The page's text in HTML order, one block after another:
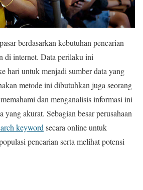
berdasarkan kebutuhan pencarian
di internet. Data perilaku ini
hari untuk menjadi sumber data yang
metode ini dibutuhkan juga seorang
dan menganalisis informasi ini
yang akurat. Sebagian besar perusahaan
keyword secara online untuk
pencarian serta melihat potensi